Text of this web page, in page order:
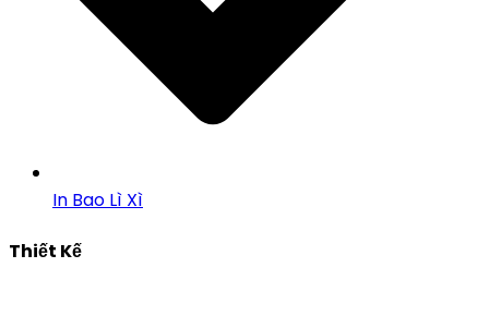
In Bao Lì Xì
Thiết Kế